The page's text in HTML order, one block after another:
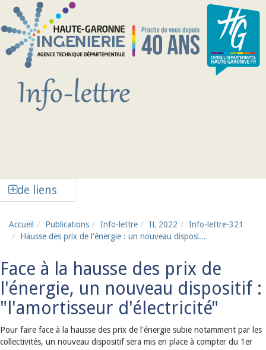
Aller au contenu principal
de liens
Accueil Publications Info-lettre IL 2022
Info-lettre-321
Hausse des prix de l'énergie : un nouveau disposi...
Face à la hausse des prix de
l'énergie, un nouveau dispositif :
"l'amortisseur d'électricité"
Pour faire face à la hausse des prix de l'énergie subie notamment par les
collectivités, un nouveau dispositif sera mis en place à compter du 1er